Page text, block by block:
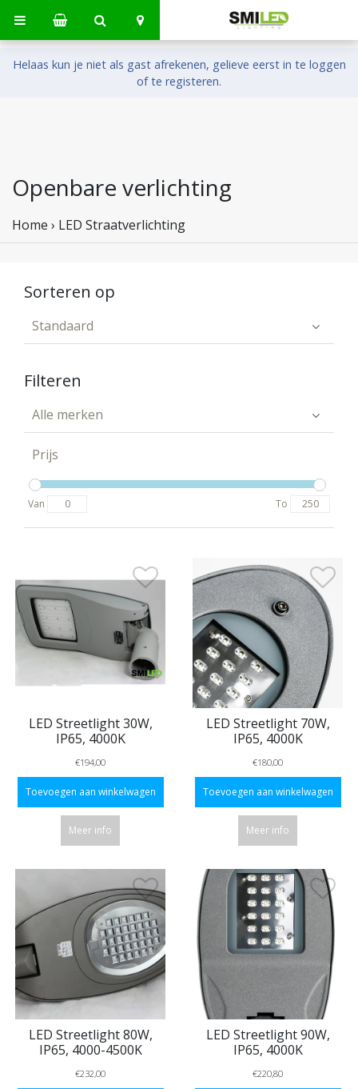
Helaas kun je niet als gast afrekenen, gelieve eerst in te loggen
of te registeren.
Openbare verlichting
Home › LED Straatverlichting
Sorteren op
Standaard
Filteren
Alle merken
Prijs
Van To
LED Streetlight 30W,
IP65, 4000K
€194,00
Toevoegen aan winkelwagen
Meer info
LED Streetlight 70W,
IP65, 4000K
€180,00
Toevoegen aan winkelwagen
Meer info
LED Streetlight 80W,
IP65, 4000-4500K
€232,00
LED Streetlight 90W,
IP65, 4000K
€220,80